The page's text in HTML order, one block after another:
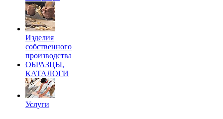
Изделия
собственного
производства
ОБРАЗЦЫ,
КАТАЛОГИ
Услуги